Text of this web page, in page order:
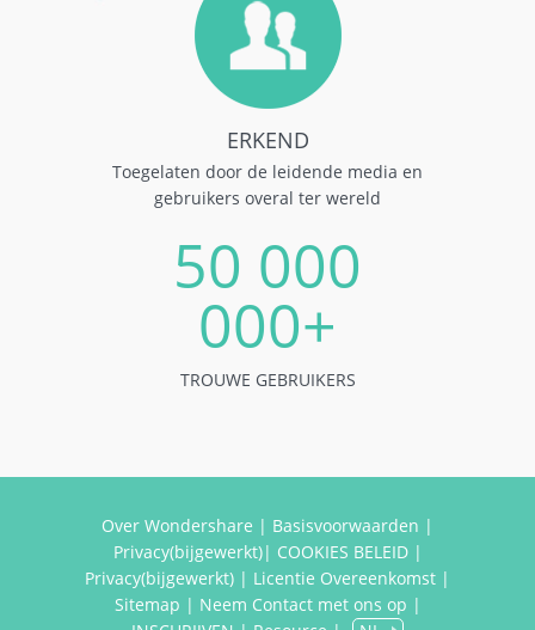
ERKEND
Toegelaten door de leidende media en
gebruikers overal ter wereld
50 000
000+
TROUWE GEBRUIKERS
Over Wondershare | Basisvoorwaarden |
Privacy(bijgewerkt)| COOKIES BELEID |
Privacy(bijgewerkt) | Licentie Overeenkomst |
Sitemap | Neem Contact met ons op |